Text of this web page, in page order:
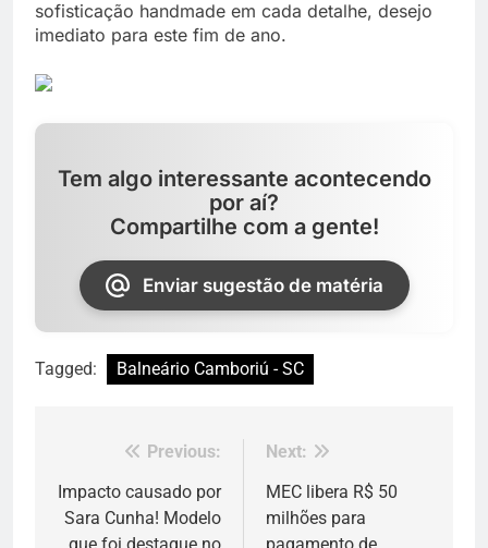
sofisticação handmade em cada detalhe, desejo
imediato para este fim de ano.
Tem algo interessante acontecendo
por aí?
Compartilhe com a gente!
Enviar sugestão de matéria
Tagged: Balneário Camboriú - SC
Navegação
de
Post
Previous:
Impacto causado por
Sara Cunha! Modelo
Next:
MEC libera R$ 50
milhões para